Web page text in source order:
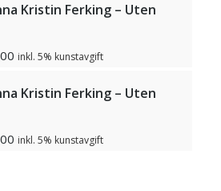
Kristin Ferking – Uten
inkl. 5% kunstavgift
Kristin Ferking – Uten
inkl. 5% kunstavgift